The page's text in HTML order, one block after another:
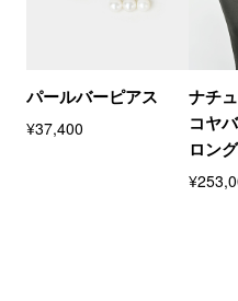
パールバーピアス
¥37,400
ナチ
コヤ
ロン